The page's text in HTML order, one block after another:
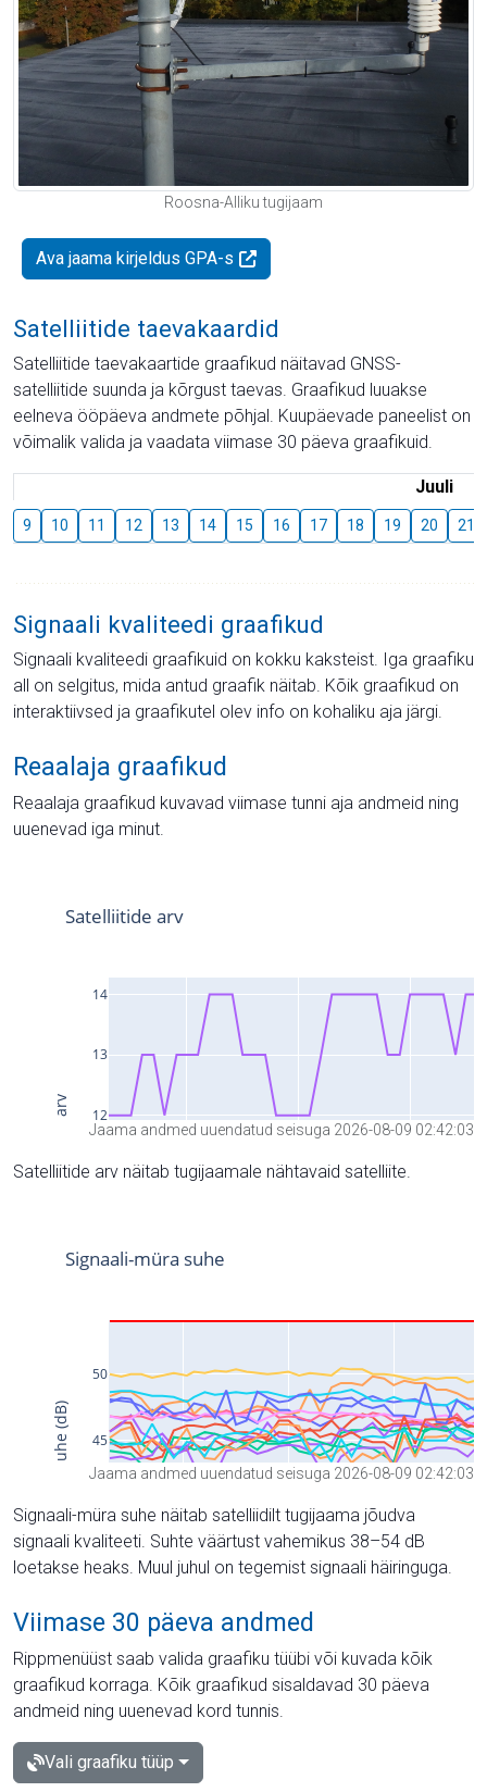
Roosna-Alliku tugijaam
Ava jaama kirjeldus GPA-s
Satelliitide taevakaardid
Satelliitide taevakaartide graafikud näitavad GNSS-
satelliitide suunda ja kõrgust taevas. Graafikud luuakse
eelneva ööpäeva andmete põhjal. Kuupäevade paneelist on
võimalik valida ja vaadata viimase 30 päeva graafikuid.
Juuli
9 10 11 12 13 14 15 16 17 18 19 20 21
Signaali kvaliteedi graafikud
Signaali kvaliteedi graafikuid on kokku kaksteist. Iga graafiku
all on selgitus, mida antud graafik näitab. Kõik graafikud on
interaktiivsed ja graafikutel olev info on kohaliku aja järgi.
Reaalaja graafikud
Reaalaja graafikud kuvavad viimase tunni aja andmeid ning
uuenevad iga minut.
Jaama andmed uuendatud seisuga 2026-08-09 02:42:03
Satelliitide arv näitab tugijaamale nähtavaid satelliite.
Jaama andmed uuendatud seisuga 2026-08-09 02:42:03
Signaali-müra suhe näitab satelliidilt tugijaama jõudva
signaali kvaliteeti. Suhte väärtust vahemikus 38–54 dB
loetakse heaks. Muul juhul on tegemist signaali häiringuga.
Viimase 30 päeva andmed
Rippmenüüst saab valida graafiku tüübi või kuvada kõik
graafikud korraga. Kõik graafikud sisaldavad 30 päeva
andmeid ning uuenevad kord tunnis.
Vali graafiku tüüp